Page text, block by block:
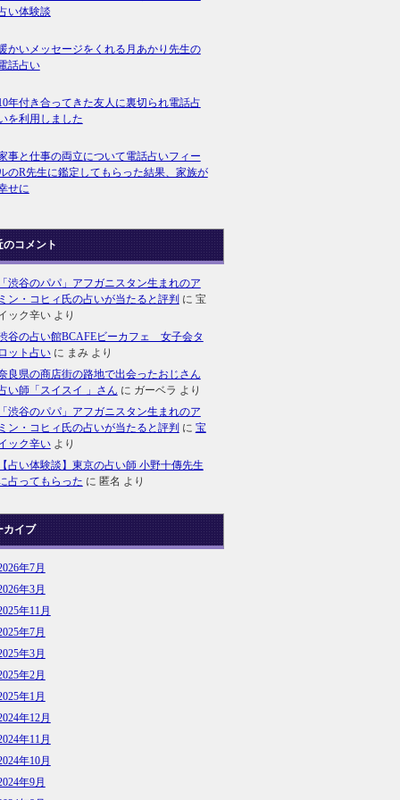
い体験談
かいメッセージをくれる月あかり先生の
話占い
年付き合ってきた友人に裏切られ電話占
を利用しました
事と仕事の両立について電話占いフィー
のR先生に鑑定してもらった結果、家族が
せに
のコメント
渋谷のパパ」アフガニスタン生まれのア
ン・コヒィ氏の占いが当たると評判 に 宝
ック辛いより
谷の占い館BCAFEビーカフェ 女子会タ
ット占いに まみより
良県の商店街の路地で出会ったおじさん
い師「スイスイ 」さん に ガーベラ より
渋谷のパパ」アフガニスタン生まれのア
ン・コヒィ氏の占いが当たると評判 に 宝
ック辛いより
占い体験談】東京の占い師 小野十傳先生
占ってもらった に 匿名 より
カイブ
年7月
年3月
年11月
年7月
年3月
年2月
年1月
年12月
年11月
年10月
年9月